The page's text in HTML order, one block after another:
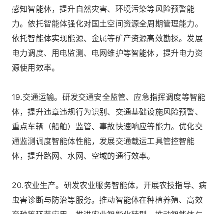
感知智能体，提升自然灾害、环境污染等风险预警能
力。依托智能体强化对国土空间资源全周期管理能力。
依托智能体实现能源、金属等矿产资源高效勘探。发展
电力调度、用电监测、电网维护等智能体，提升电力资
源使用效率。
19.交通运输。研发交通安全监管、应急指挥调度等智能
体，提升违章违规行为识别、交通基础设施风险预警、
重点车辆（船舶）监管、事故快速响应等能力。优化交
通监测调度智能体性能，发展交通载运工具管控智能
体，提升路网、水网、空域的通行效率。
20.农业生产。研发农业服务智能体，开展农技指导、病
虫害诊断与防治等服务。推动智能体在种植养殖、高效